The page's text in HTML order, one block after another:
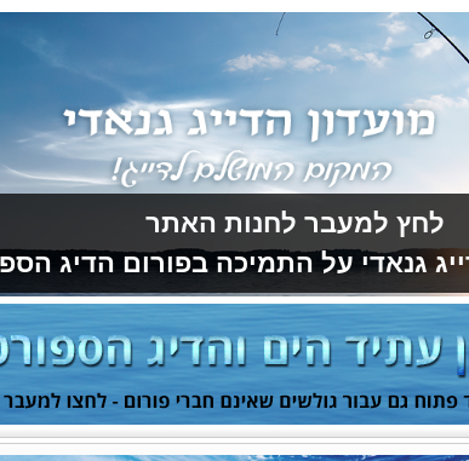
לחץ למעבר לחנות האתר
גנאדי על התמיכה בפורום הדיג